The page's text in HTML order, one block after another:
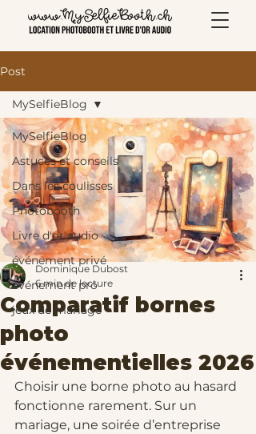
Post
MySelfieBlog
Astuces et conseils
Dans les coulisses
Photobooth
Livre d'or audio
événement privé
événement pro
jeux de mariage
MySelfieBlog
Comparatif bornes
photo
événementielles 2026
Dominique Dubost
6 min de lecture
Choisir une borne photo au hasard
fonctionne rarement. Sur un
mariage, une soirée d’entreprise